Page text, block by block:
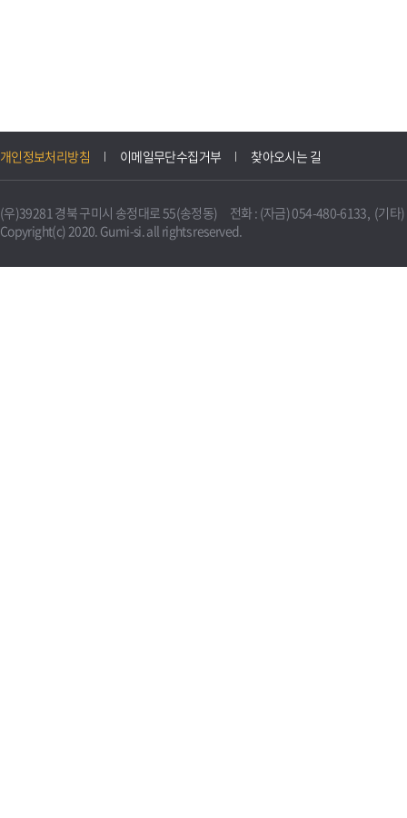
개인정보처리방침 이메일무단수집거부 찾아오시는 길
(우)39281 경북 구미시 송정대로 55(송정동) 전화 : (자금) 054-480-6133, (기타
Copyright(c) 2020. Gumi-si. all rights reserved.